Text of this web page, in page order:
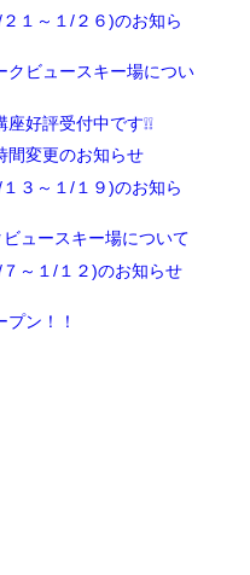
１～１/２６)のお知ら
ビュースキー場につい
評受付中です❕❕
間変更のお知らせ
３～１/１９)のお知ら
ュースキー場について
～１/１２)のお知らせ
ン！！